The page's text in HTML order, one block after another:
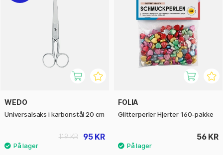
WEDO
Universalsaks i karbonstål 20 cm
95 KR
119 KR
FOLIA
Glitterperler Hjerter 160-pakke
56 KR